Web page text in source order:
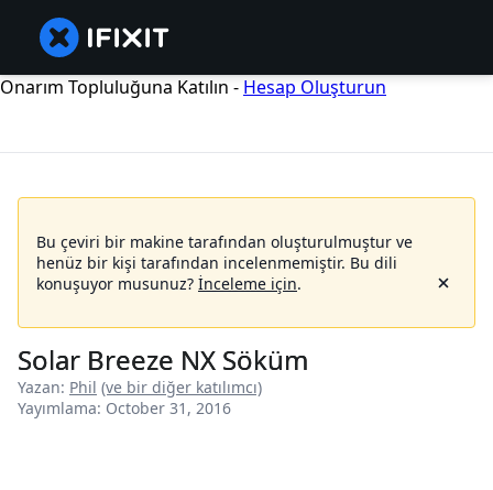
Onarım Topluluğuna Katılın - Hesap Oluşturun
Bu çeviri bir makine tarafından oluşturulmuştur ve
henüz bir kişi tarafından incelenmemiştir. Bu dili
konuşuyor musunuz? İnceleme için.
Solar Breeze NX Söküm
Yazan: Phil (ve bir diğer katılımcı)
Yayımlama: October 31, 2016